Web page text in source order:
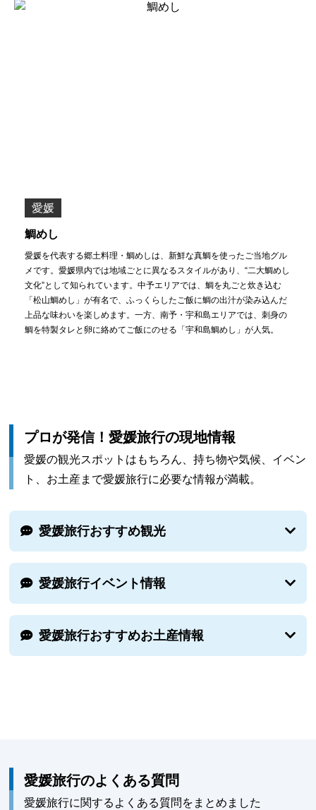
愛媛
鯛めし
愛媛を代表する郷土料理・鯛めしは、新鮮な真鯛を使ったご当地グル
メです。愛媛県内では地域ごとに異なるスタイルがあり、“二大鯛めし
文化”として知られています。中予エリアでは、鯛を丸ごと炊き込む
「松山鯛めし」が有名で、ふっくらしたご飯に鯛の出汁が染み込んだ
上品な味わいを楽しめます。一方、南予・宇和島エリアでは、刺身の
鯛を特製タレと卵に絡めてご飯にのせる「宇和島鯛めし」が人気。
プロが発信！愛媛旅行の現地情報
愛媛の観光スポットはもちろん、持ち物や気候、イベン
ト、お土産まで愛媛旅行に必要な情報が満載。
愛媛旅行おすすめ観光
愛媛旅行イベント情報
愛媛旅行おすすめお土産情報
愛媛旅行のよくある質問
愛媛旅行に関するよくある質問をまとめました